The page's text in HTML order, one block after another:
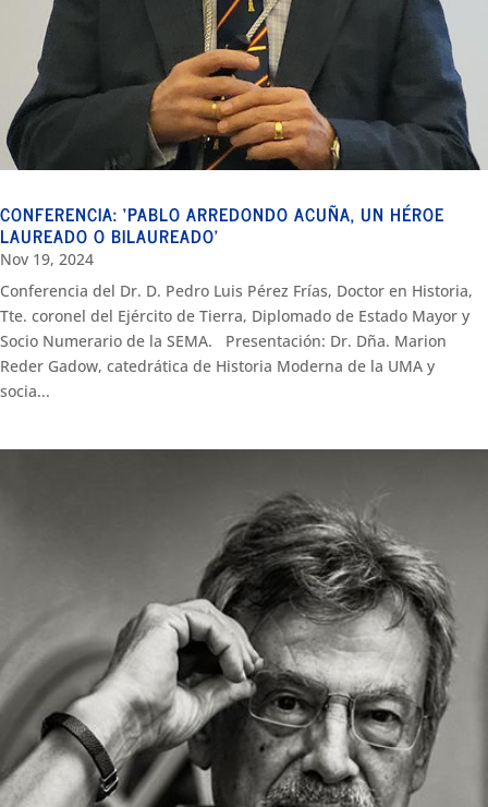
CONFERENCIA: ‘PABLO ARREDONDO ACUÑA, UN HÉROE
LAUREADO O BILAUREADO’
Nov 19, 2024
Conferencia del Dr. D. Pedro Luis Pérez Frías, Doctor en Historia,
Tte. coronel del Ejército de Tierra, Diplomado de Estado Mayor y
Socio Numerario de la SEMA. Presentación: Dr. Dña. Marion
Reder Gadow, catedrática de Historia Moderna de la UMA y
socia...